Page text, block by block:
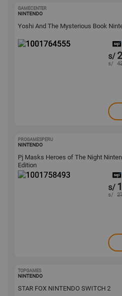
GAMECENTER
NINTENDO
Yoshi And The Mysterious Book
s/
s/
PROGAMESPERU
NINTENDO
Pj Masks Heroes of The Night
Edition
s/
s/
TOPGAMES
NINTENDO
STAR FOX NINTENDO SWITCH 2